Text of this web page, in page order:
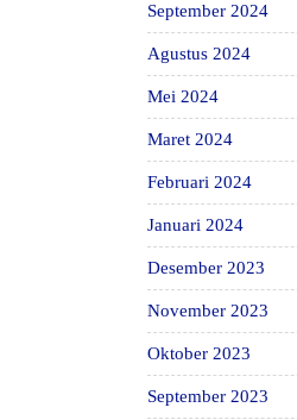
September 2024
Agustus 2024
Mei 2024
Maret 2024
Februari 2024
Januari 2024
Desember 2023
November 2023
Oktober 2023
September 2023